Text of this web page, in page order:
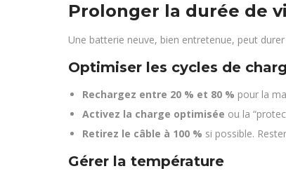
Prolonger la durée de
Une batterie neuve, bien entretenue, peut
Optimiser les cycles de
Rechargez entre 20 % et 80 % pour la
Activez la charge optimisée ou la
Retirez le câble à 100 % si possible.
Gérer la température